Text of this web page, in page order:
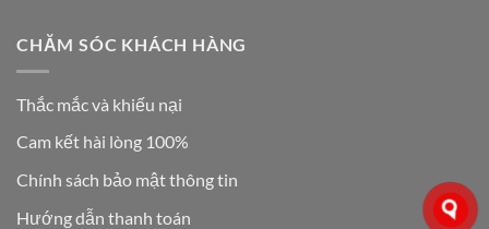
CHĂM SÓC KHÁCH HÀNG
Thắc mắc và khiếu nại
Cam kết hài lòng 100%
Chính sách bảo mật thông tin
Hướng dẫn thanh toán